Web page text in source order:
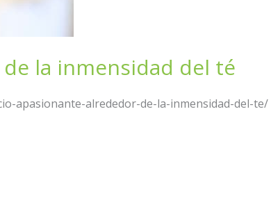
la inmensidad del té
apasionante-alrededor-de-la-inmensidad-del-te/